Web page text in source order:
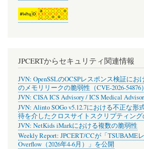
JPCERTからセキュリティ関連情報
JVN: OpenSSLのOCSPレスポンス検証にお
のメモリリークの脆弱性（CVE-2026-54876）
JVN: CISA ICS Advisory / ICS Medical
JVN: Alinto SOGo v5.12.7における不正な形
待を介したクロスサイトスクリプティング
JVN: NetKids iMarkにおける複数の脆弱性
Weekly Report: JPCERT/CCが「TSUBAME
Overflow（2026年4-6月）」を公開